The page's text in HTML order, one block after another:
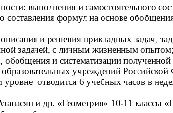
выполнения и самостоятельного
составления формул на основе
и решения прикладных задач,
задачей, с личным жизненным опытом;
обобщения и систематизации
учреждений Российской
отводится 6 учебных часов в
и др. «Геометрия» 10-11 классы